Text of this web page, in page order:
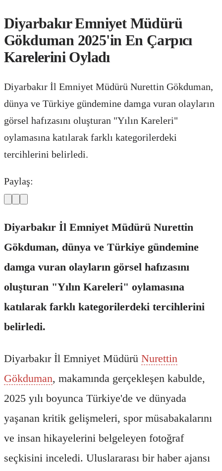
Diyarbakır Emniyet Müdürü
Gökduman 2025'in En Çarpıcı
Karelerini Oyladı
Diyarbakır İl Emniyet Müdürü Nurettin Gökduman,
dünya ve Türkiye gündemine damga vuran olayların
görsel hafızasını oluşturan "Yılın Kareleri"
oylamasına katılarak farklı kategorilerdeki
tercihlerini belirledi.
Paylaş:
Diyarbakır İl Emniyet Müdürü Nurettin
Gökduman, dünya ve Türkiye gündemine
damga vuran olayların görsel hafızasını
oluşturan "Yılın Kareleri" oylamasına
katılarak farklı kategorilerdeki tercihlerini
belirledi.
Diyarbakır İl Emniyet Müdürü Nurettin
Gökduman, makamında gerçekleşen kabulde,
2025 yılı boyunca Türkiye'de ve dünyada
yaşanan kritik gelişmeleri, spor müsabakalarını
ve insan hikayelerini belgeleyen fotoğraf
seçkisini inceledi. Uluslararası bir haber ajansı